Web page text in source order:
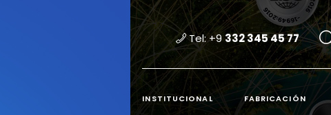
Tel: +9 332 345 45 77
INSTITUCIONAL FABRICACIÓN